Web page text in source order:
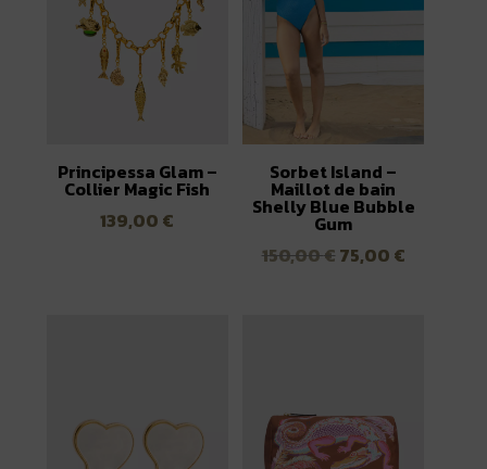
Principessa Glam –
Collier Magic Fish
139,00 €
Sorbet Island –
Maillot de bain
Shelly Blue Bubble
Gum
150,00€ Le
75,00 €Le